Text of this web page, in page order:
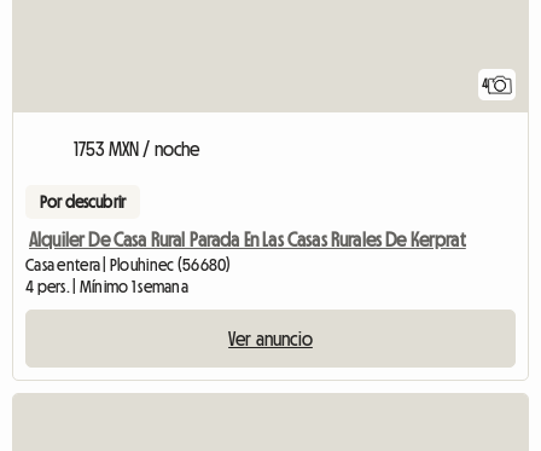
4
1753 MXN / noche
Por descubrir
Alquiler De Casa Rural Parada En Las Casas Rurales De Kerprat
Casa entera | Plouhinec (56680)
4 pers. | Mínimo 1 semana
Ver anuncio